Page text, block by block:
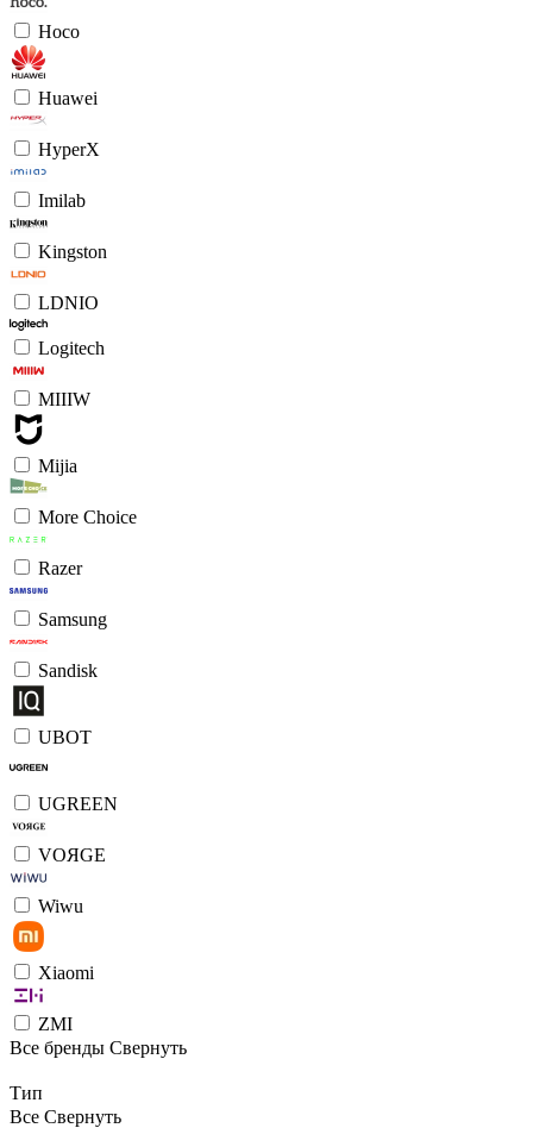
Hoco
Huawei
HyperX
Imilab
Kingston
LDNIO
Logitech
MIIIW
Mijia
More Choice
Razer
Samsung
Sandisk
UBOT
UGREEN
VOЯGE
Wiwu
Xiaomi
ZMI
Все бренды Свернуть
Тип
Все Свернуть